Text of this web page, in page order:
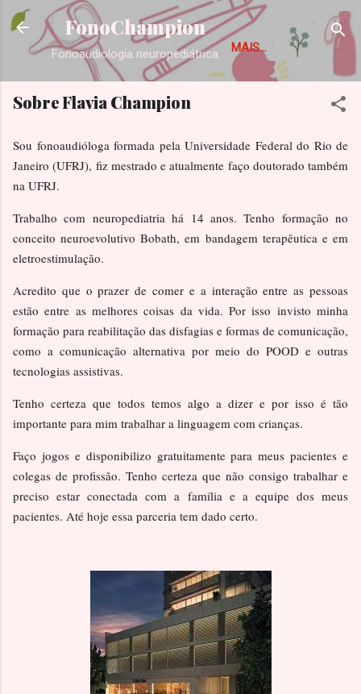
Pular para o conteúdo principal
FonoChampion
Fonoaudiologia neuropediátrica MAIS…
Sobre Flavia Champion
Sou fonoaudióloga formada pela Universidade Federal do Rio de
Janeiro (UFRJ), fiz mestrado e atualmente faço doutorado também
na UFRJ.
Trabalho com neuropediatria há 14 anos. Tenho formação no
conceito neuroevolutivo Bobath, em bandagem terapêutica e em
eletroestimulação.
Acredito que o prazer de comer e a interação entre as pessoas
estão entre as melhores coisas da vida. Por isso invisto minha
formação para reabilitação das disfagias e formas de comunicação,
como a comunicação alternativa por meio do POOD e outras
tecnologias assistivas.
Tenho certeza que todos temos algo a dizer e por isso é tão
importante para mim trabalhar a linguagem com crianças.
Faço jogos e disponibilizo gratuitamente para meus pacientes e
colegas de profissão. Tenho certeza que não consigo trabalhar e
preciso estar conectada com a família e a equipe dos meus
pacientes. Até hoje essa parceria tem dado certo.